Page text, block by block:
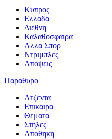
Κυπρος
Ελλαδα
Διεθνη
Καλαθοσφαιρα
Αλλα Σπορ
Ντριμπλες
Αποψεις
Παραθυρο
Ατζεντα
Επικαιρα
Θεματα
Στηλες
Αποθηκη